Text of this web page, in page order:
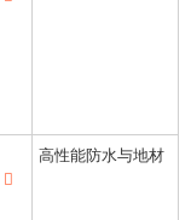
高性能防水与地材